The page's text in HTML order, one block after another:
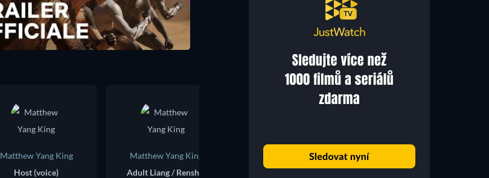
Matthew Yang King
Host (voice)
Matthew Yang King
Nolan North